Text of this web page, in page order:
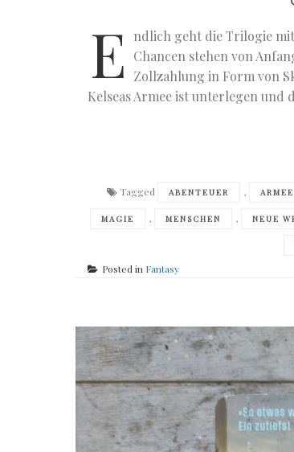
E
ndlich geht die Trilogie
Chancen stehen von
Zollzahlung in Form von
Kelseas Armee ist unterlegen und
Tagged ABENTEUER , ARMEE
MAGIE , MENSCHEN , NEUE
Posted in Fantasy